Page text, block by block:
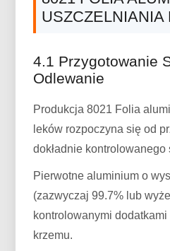
USZCZELNIANIA
4.1 Przygotowanie
Odlewanie
Produkcja 8021 Folia
leków rozpoczyna się od
dokładnie
Pierwotne aluminium o
(zazwyczaj 99.7% lub
kontrolowanymi
krzemu.